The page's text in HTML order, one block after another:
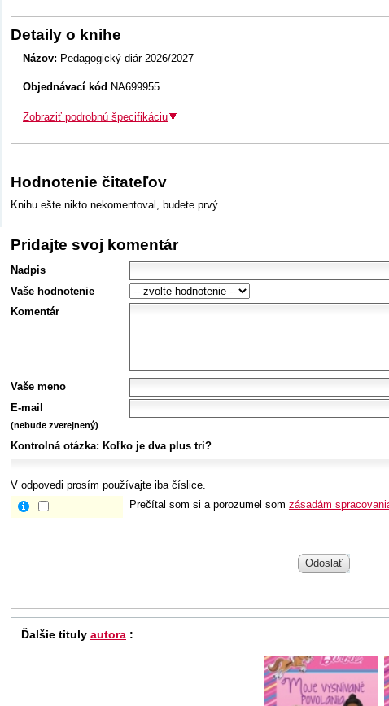
Detaily o knihe
Názov: Pedagogický diár 2026/2027
Objednávací kód NA699955
Zobraziť podrobnú špecifikáciu
Hodnotenie čitateľov
Knihu ešte nikto nekomentoval, budete prvý.
Pridajte svoj komentár
Nadpis
Vaše hodnotenie
Komentár
Vaše meno
E-mail
(nebude zverejnený)
Kontrolná otázka: Koľko je dva plus tri?
V odpovedi prosím používajte iba číslice.
Prečítal som si a porozumel som zásadám
Odoslať
Ďalšie tituly autora :